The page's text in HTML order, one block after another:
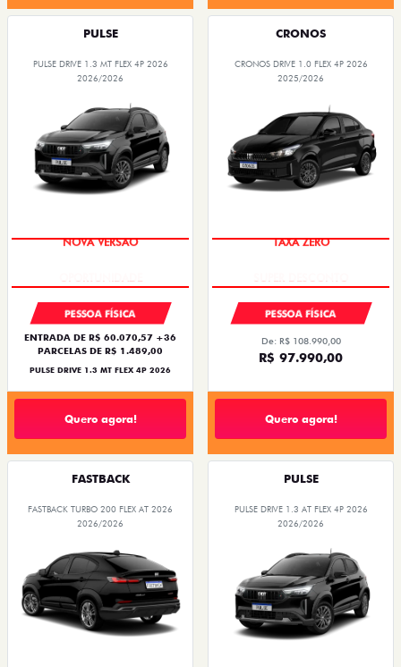
PULSE
PULSE DRIVE 1.3 MT FLEX 4P 2026
2026/2026
NOVA VERSÃO
PESSOA FÍSICA
ENTRADA DE R$ 60.070,57 +36
PARCELAS DE R$ 1.489,00
PULSE DRIVE 1.3 MT FLEX 4P 2026
Quero agora!
CRONOS
CRONOS DRIVE 1.0 FLEX 4P 2026
2025/2026
TAXA ZERO
PESSOA FÍSICA
De: R$ 108.990,00
R$ 97.990,00
Quero agora!
FASTBACK
FASTBACK TURBO 200 FLEX AT 2026
2026/2026
PULSE
PULSE DRIVE 1.3 AT FLEX 4P 2026
2026/2026